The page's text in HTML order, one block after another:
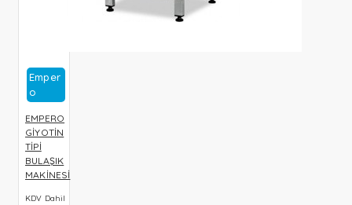
Emper
O
EMPERO
GİYOTİN
TİPİ
BULAŞIK
MAKİNESİ
KDV Dahil